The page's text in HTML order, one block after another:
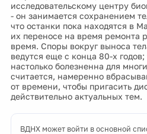
исследовательскому центру
- он занимается сохранением
что останки пока находятся в
их переносе на время ремонта
время. Споры вокруг выноса
ведутся еще с конца 80-х
настолько болезненна для
считается, намеренно
от времени, чтобы пригасить
действительно актуальных тем.
ВДНХ может войти в основной